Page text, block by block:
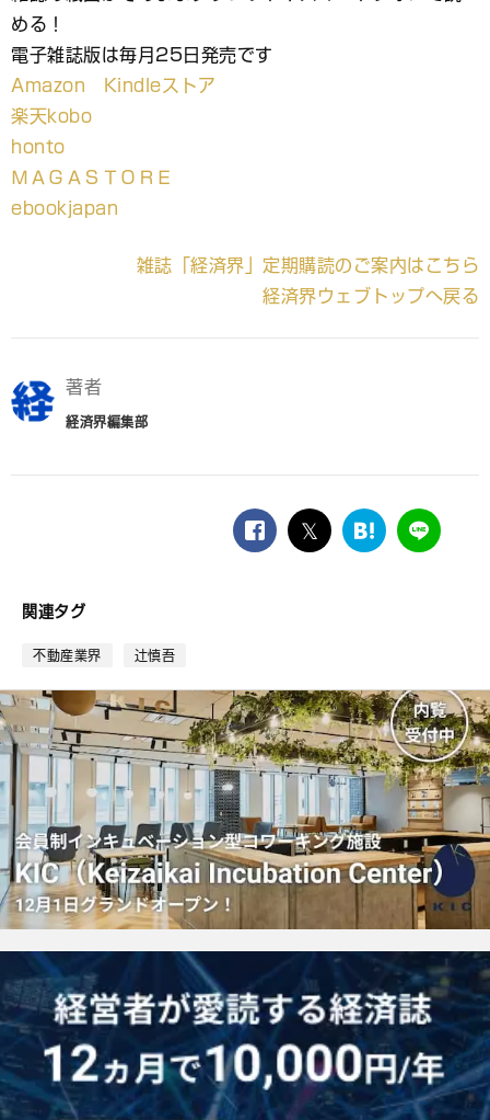
める！
電子雑誌版は毎月25日発売です
Amazon Kindleストア
楽天kobo
honto
ＭＡＧＡＳＴＯＲＥ
ebookjapan
雑誌「経済界」定期購読のご案内はこちら
経済界ウェブトップへ戻る
著者
経済界編集部
facebook
twitter
は
ー
ク
LINE
関連タグ
不動産業界 辻慎吾